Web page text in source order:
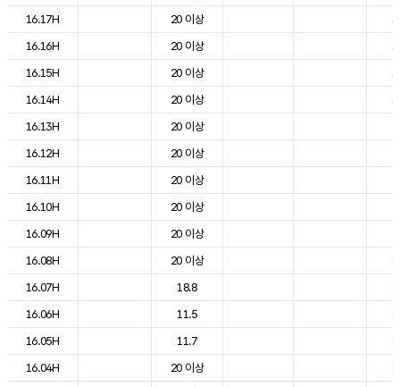
16.17H
20 이상
16.16H
20 이상
16.15H
20 이상
16.14H
20 이상
16.13H
20 이상
16.12H
20 이상
16.11H
20 이상
16.10H
20 이상
16.09H
20 이상
16.08H
20 이상
16.07H
18.8
16.06H
11.5
16.05H
11.7
16.04H
20 이상